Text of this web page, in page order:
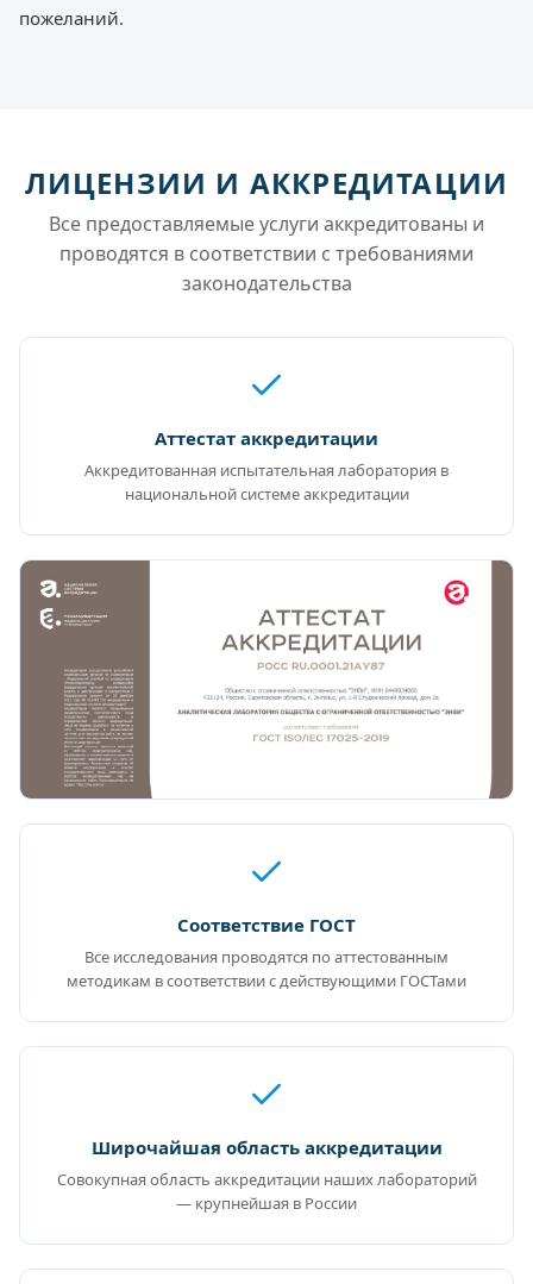
пожеланий.
ЛИЦЕНЗИИ И АККРЕДИТАЦИИ
Все предоставляемые услуги аккредитованы и
проводятся в соответствии с требованиями
законодательства
Аттестат аккредитации
Аккредитованная испытательная лаборатория в
национальной системе аккредитации
Соответствие ГОСТ
Все исследования проводятся по аттестованным
методикам в соответствии с действующими ГОСТами
Широчайшая область аккредитации
Совокупная область аккредитации наших лабораторий
— крупнейшая в России